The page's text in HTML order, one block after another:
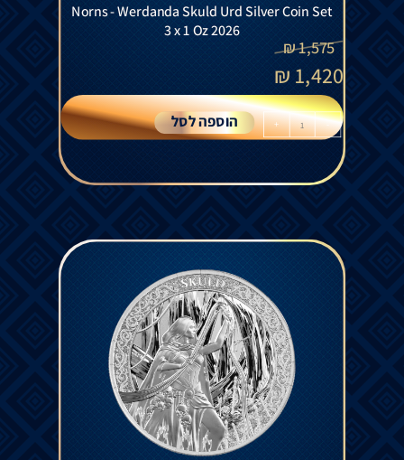
Norns - Werdanda Skuld Urd Silver Coin Set
3 x 1 Oz 2026
1,575
₪
1,420
₪
-
+ הוספה לסל